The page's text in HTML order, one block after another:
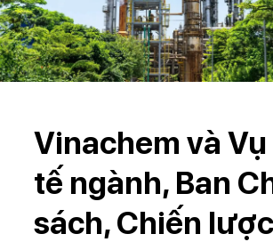
Vinachem và
tế ngành, Ban
sách, Chiến lược